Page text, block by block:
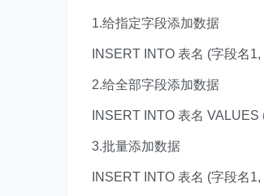
1.给指定字段添加数据
INSERT INTO 表名 (字段名
2.给全部字段添加数据
INSERT INTO 表名 VALUES
3.批量添加数据
INSERT INTO 表名 (字段名